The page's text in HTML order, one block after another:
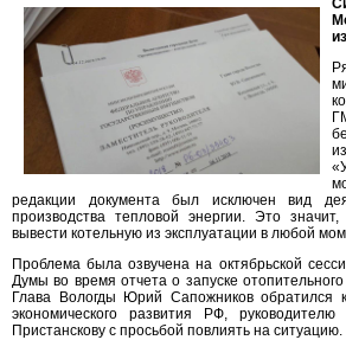
редакции документа был исключен вид
производства тепловой энергии. Это
вывести котельную из эксплуатации в любой
Проблема была озвучена на октябрьской
Думы во время отчета о запуске
Глава Вологды Юрий Сапожников обратился
экономического развития РФ,
Пристанскову с просьбой повлиять на ситуацию.